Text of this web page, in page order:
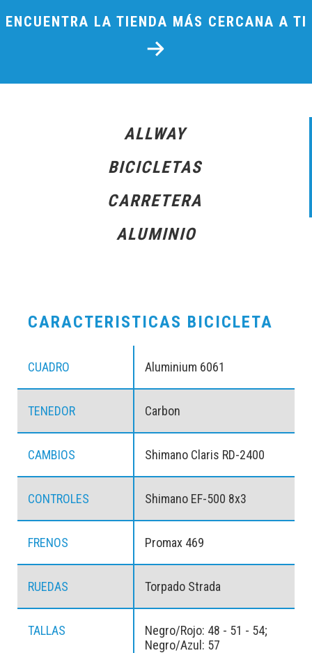
ENCUENTRA LA TIENDA MÁS CERCANA A TI
ALLWAY
BICICLETAS
CARRETERA
ALUMINIO
CARACTERISTICAS BICICLETA
CUADRO Aluminium 6061
TENEDOR Carbon
CAMBIOS Shimano Claris RD-2400
CONTROLES Shimano EF-500 8x3
FRENOS Promax 469
RUEDAS Torpado Strada
TALLAS
Negro/Rojo: 48 - 51 - 54;
Negro/Azul: 57